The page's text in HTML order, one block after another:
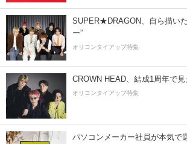
SUPER★DRAGON、自ら描い
ー”
オリコンタイアップ特集
CROWN HEAD、結成1周年で見
オリコンタイアップ特集
パソコンメーカー社員が本気で